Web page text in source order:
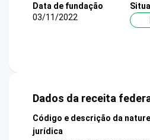
Data de fundação
03/11/2022
Dados da receita
Código e descrição da
jurídica